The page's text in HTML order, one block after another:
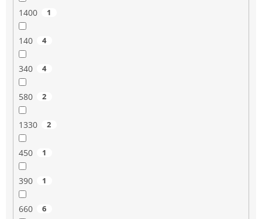
1400 1
140 4
340 4
580 2
1330 2
450 1
390 1
660 6